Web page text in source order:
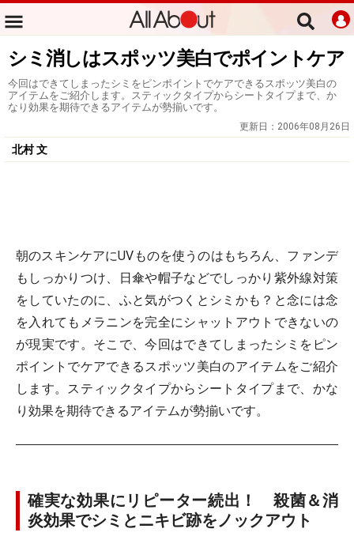
シミ消しはスポッツ美白でポイントケア
今回はできてしまったシミをピンポイントでケアできるスポッツ美白の
アイテムをご紹介します。スティックタイプからシートタイプまで、か
なり効果を期待できるアイテムが勢揃いです。
更新日： 2006年08月26日
北村 文
朝のスキンケアにUVものを使うのはもちろん、ファンデ
もしっかりつけ、日傘や帽子などでしっかり紫外線対策
をしていたのに、ふと気がつくとシミかも？と念には念
を入れてもメラニンを完全にシャットアウトできないの
が現実です。そこで、今回はできてしまったシミをピン
ポイントでケアできるスポッツ美白のアイテムをご紹介
します。スティックタイプからシートタイプまで、かな
り効果を期待できるアイテムが勢揃いです。
確実な効果にリピーター続出！ 殺菌＆消
炎効果でシミとニキビ跡をノックアウト